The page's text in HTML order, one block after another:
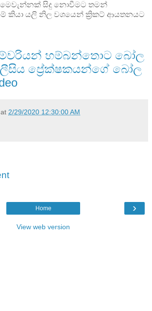
මෙවැන්නක් සිදු නොවීමට තමන්
කියා යලි නිල වශයෙන් ක්‍රිකට් ආයතනයට
හම්බන්තොට බෝල
ප්‍රේක්ෂකයන්ගේ බෝල
at 2/29/2020 12:30:00 AM
›
Home
View web version